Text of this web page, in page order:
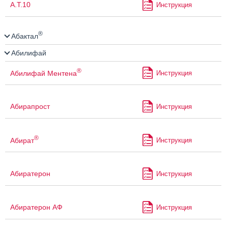
А.Т.10 Инструкция
Абактал®
Абилифай
Абилифай Ментена® Инструкция
Абирапрост Инструкция
Абират® Инструкция
Абиратерон Инструкция
Абиратерон АФ Инструкция